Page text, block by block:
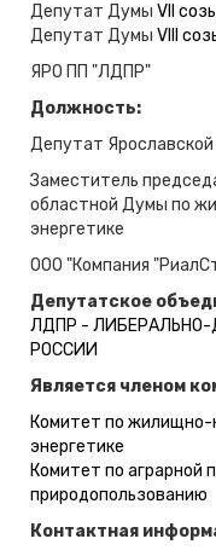
Депутат Думы VII
Депутат Думы VIII
ЯРО ПП "ЛДПР"
Должность:
Депутат
Заместитель
областной Думы по
энергетике
ООО "Компания
Депутатское
ЛДПР - ЛИБЕРАЛЬНО-
РОССИИ
Является членом
Комитет по жилищно-
энергетике
Комитет по аграрной
природопользованию
Контактная